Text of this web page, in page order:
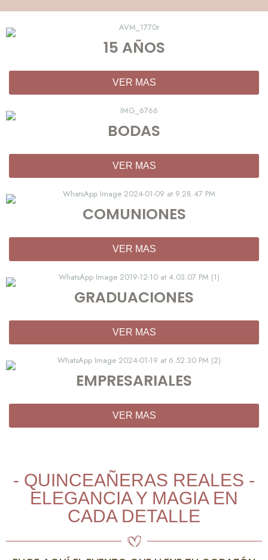
15 AÑOS
VER MAS
BODAS
VER MAS
COMUNIONES
VER MAS
GRADUACIONES
VER MAS
EMPRESARIALES
VER MAS
- QUINCEAÑERAS REALES -
ELEGANCIA Y MAGIA EN
CADA DETALLE